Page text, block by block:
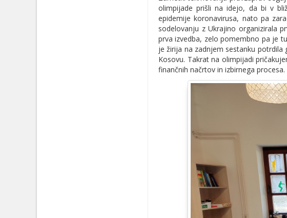
olimpijade prišli na idejo, da bi v
epidemije koronavirusa, nato pa
sodelovanju z Ukrajino organizirala
prva izvedba, zelo pomembno pa je
je žirija na zadnjem sestanku
Kosovu. Takrat na olimpijadi
finančnih načrtov in izbirnega procesa.